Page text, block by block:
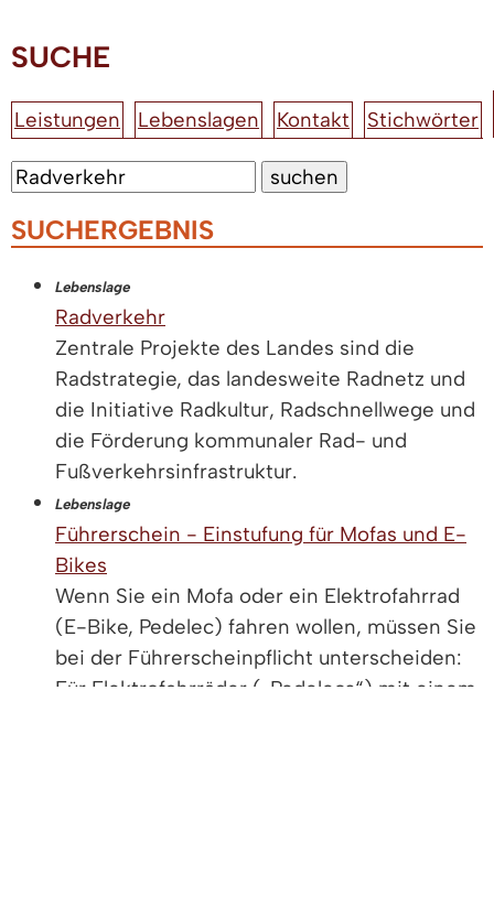
SUCHE
Leistungen Lebenslagen Kontakt Stichwörter
SUCHERGEBNIS
Lebenslage
Radverkehr
Zentrale Projekte des Landes sind die
Radstrategie, das landesweite Radnetz und
die Initiative Radkultur, Radschnellwege und
die Förderung kommunaler Rad- und
Fußverkehrsinfrastruktur.
Lebenslage
Führerschein - Einstufung für Mofas und E-
Bikes
Wenn Sie ein Mofa oder ein Elektrofahrrad
(E-Bike, Pedelec) fahren wollen, müssen Sie
bei der Führerscheinpflicht unterscheiden:
Für Elektrofahrräder („Pedelecs“) mit einem